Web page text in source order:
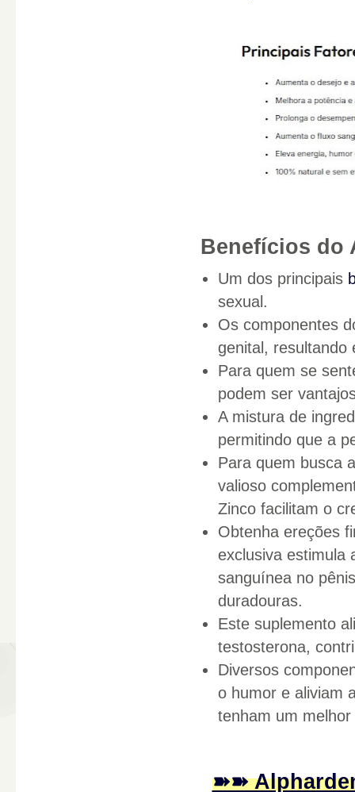
Benefícios do
Um dos principais
sexual.
Os componentes
genital, resultando
Para quem se
podem ser
A mistura de
permitindo que a
Para quem busca
valioso
Zinco facilitam o
Obtenha ereções
exclusiva estimula
sanguínea no
duradouras.
Este suplemento
testosterona,
Diversos
o humor e aliviam
tenham um
➽➽